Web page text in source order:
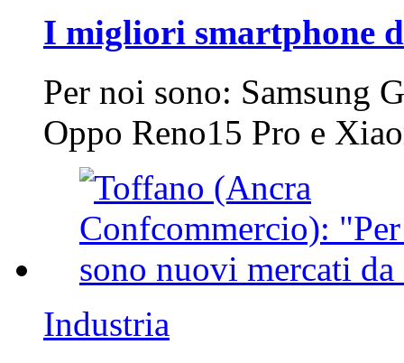
I migliori smartphone
Per noi sono: Samsung
Oppo Reno15 Pro e
Industria